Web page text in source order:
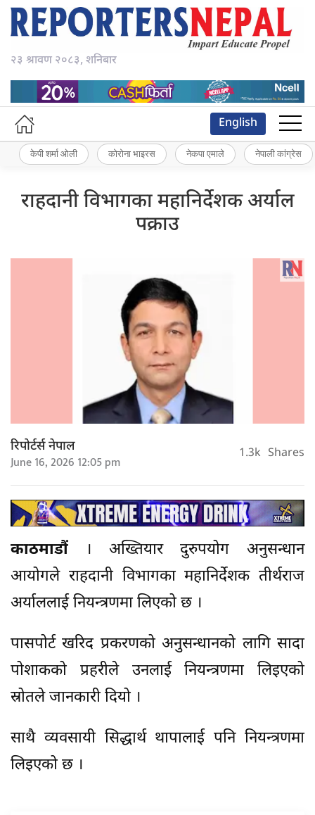
२३ श्रावण २०८३, शनिबार
English
केपी शर्मा ओली कोरोना भाइरस नेकपा एमाले नेपाली कांग्रेस
राहदानी विभागका महानिर्देशक अर्याल
पक्राउ
रिपोर्टर्स नेपाल
June 16, 2026 12:05 pm 1.3k Shares
काठमाडौं
। अख्तियार दुरुपयोग अनुसन्धान
आयोगले राहदानी विभागका महानिर्देशक तीर्थराज
अर्याललाई नियन्त्रणमा लिएको छ ।
पासपोर्ट खरिद प्रकरणको अनुसन्धानको लागि सादा
पोशाकको प्रहरीले उनलाई नियन्त्रणमा लिइएको
स्रोतले जानकारी दियो ।
साथै व्यवसायी सिद्धार्थ थापालाई पनि नियन्त्रणमा
लिइएको छ ।